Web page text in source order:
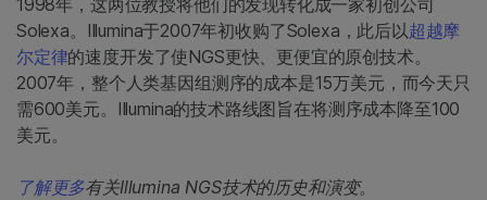
1998年，这两位教授将他们的发现转化成一家初创公司
Solexa。Illumina于2007年初收购了Solexa，此后以超越摩
尔定律的速度开发了使NGS更快、更便宜的原创技术。
2007年，整个人类基因组测序的成本是15万美元，而今天只
需600美元。Illumina的技术路线图旨在将测序成本降至100
美元。
了解更多有关Illumina NGS技术的历史和演变。